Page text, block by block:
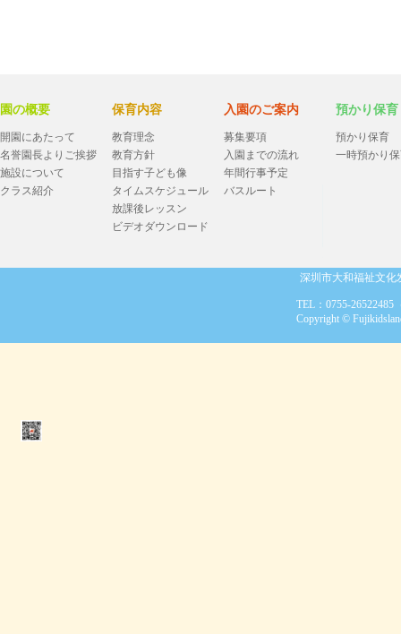
園の概要
開園にあたって
名誉園長よりご挨拶
施設について
クラス紹介
保育内容
教育理念
教育方針
目指す子ども像
タイムスケジュール
放課後レッスン
ビデオダウンロード
入園のご案内
募集要項
入園までの流れ
年間行事予定
バスルート
預かり保育
預かり保育
一時預かり
TEL：0755-26522485（月~
Copyright ©
深圳市大和福祉文